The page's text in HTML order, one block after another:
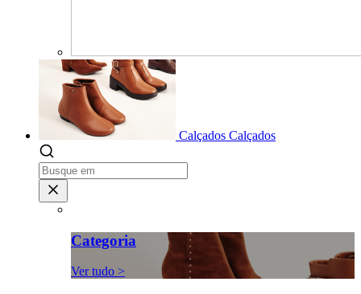
Calçados Calçados
Categoria
Ver tudo >